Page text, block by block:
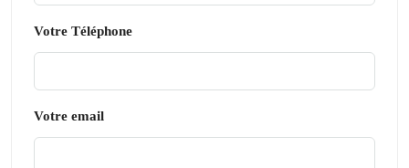
Votre Téléphone
Votre email